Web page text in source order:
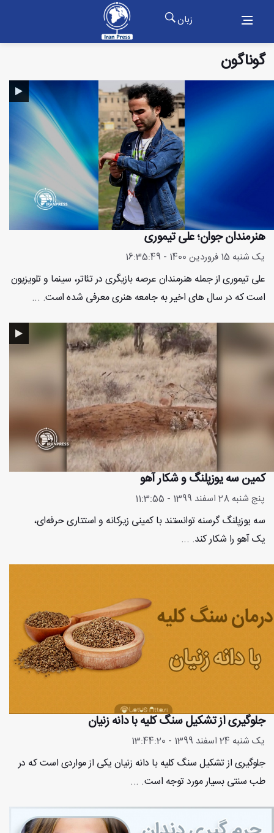
زبان
گوناگون
هنرمندان جوان؛ علی تیموری
یک شنبه 15 فروردین 1400 - 16:35:49
علی تیموری از جمله هنرمندان عرصه بازیگری در تئاتر، سینما و تلویزیون
است که در سال های اخیر به جامعه هنری معرفی شده است. ...
کمین سه یوزپلنگ و شکار آهو
پنج شنبه 28 اسفند 1399 - 11:3:55
سه یوزپلنگ گرسنه توانستند با کمینی زیرکانه و استتاری حرفه‌ای،
یک آهو را شکار کند. ...
جلوگیری از تشکیل سنگ کلیه با دانه زنیان
یک شنبه 24 اسفند 1399 - 13:44:20
جلوگیری از تشکیل سنگ کلیه با دانه زنیان یکی از مواردی است که در
طب سنتی بسیار مورد توجه است. ...